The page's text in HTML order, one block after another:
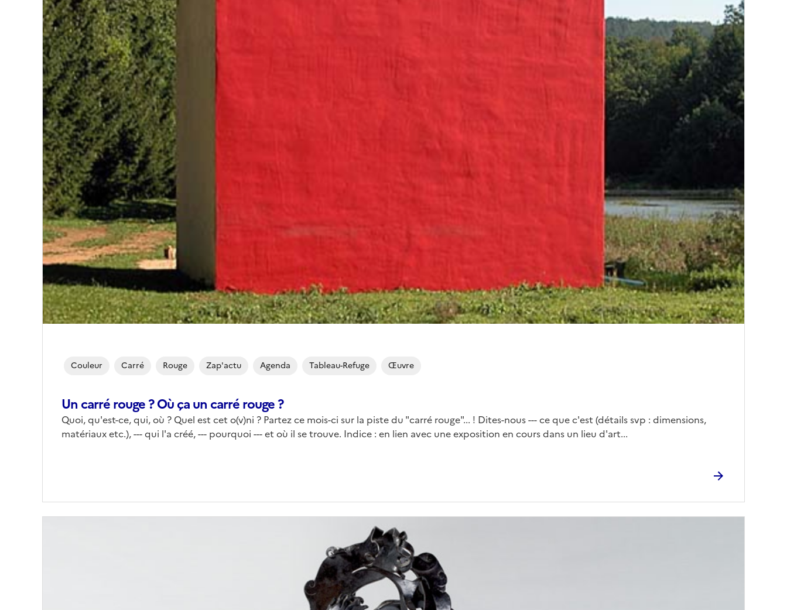
Un carré rouge ? Où ça un carré rouge ?
Quoi, qu'est-ce, qui, où ? Quel est cet o(v)ni ? Partez ce mois-ci sur la piste du "carré rouge"... ! Dites-nous --- ce que c'est (détails svp : dimensions,
matériaux etc.), --- qui l'a créé, --- pourquoi --- et où il se trouve. Indice : en lien avec une exposition en cours dans un lieu d'art...
Couleur Carré Rouge Zap'actu Agenda Tableau-Refuge Œuvre